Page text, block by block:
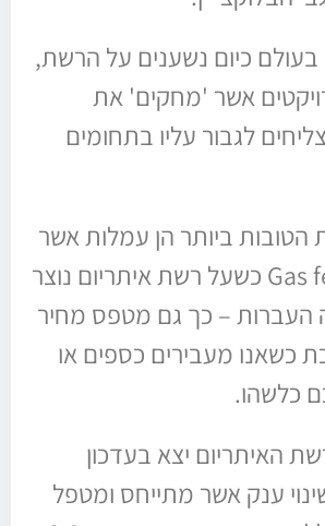
בעולם כיום נשענים על הרשת,
אשר 'מחקים' את
לגבור עליו בתחומים
ביותר הן עמלות אשר
נקראות גם ,Gas fee כשעל רשת איתריום נוצר
העברות – כך גם מטפס מחיר
כשאנו מעבירים כספים או
כלשהו.
האיתריום יצא בעדכון
ענק אשר מתייחס ומטפל